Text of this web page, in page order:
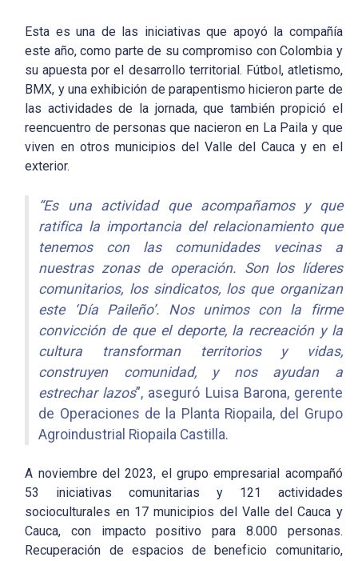
Esta es una de las iniciativas que apoyó la compañía
este año, como parte de su compromiso con Colombia y
su apuesta por el desarrollo territorial. Fútbol, atletismo,
BMX, y una exhibición de parapentismo hicieron parte de
las actividades de la jornada, que también propició el
reencuentro de personas que nacieron en La Paila y que
viven en otros municipios del Valle del Cauca y en el
exterior.
“Es una actividad que acompañamos y que
ratifica la importancia del relacionamiento que
tenemos con las comunidades vecinas a
nuestras zonas de operación. Son los líderes
comunitarios, los sindicatos, los que organizan
este ‘Día Paileño’. Nos unimos con la firme
convicción de que el deporte, la recreación y la
cultura transforman territorios y vidas,
construyen comunidad, y nos ayudan a
estrechar lazos”, aseguró Luisa Barona, gerente
de Operaciones de la Planta Riopaila, del Grupo
Agroindustrial Riopaila Castilla.
A noviembre del 2023, el grupo empresarial acompañó
53 iniciativas comunitarias y 121 actividades
socioculturales en 17 municipios del Valle del Cauca y
Cauca, con impacto positivo para 8.000 personas.
Recuperación de espacios de beneficio comunitario,